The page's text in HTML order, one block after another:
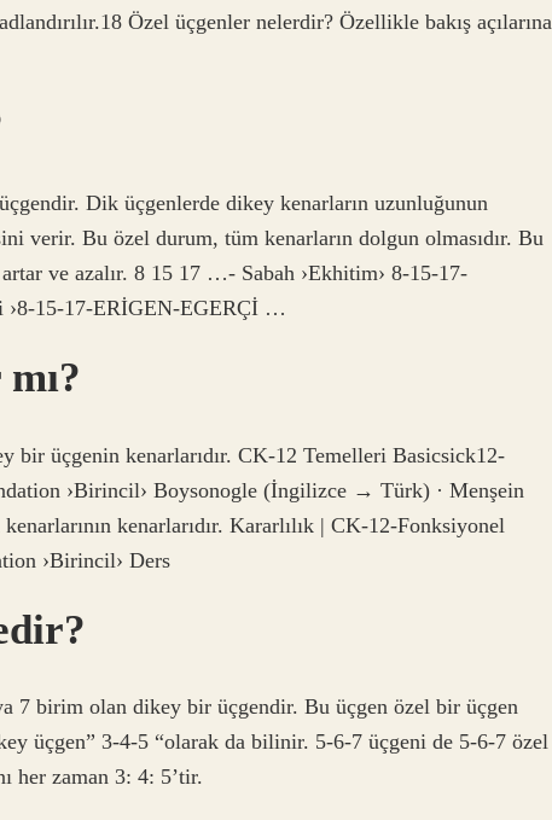
Özel üçgenler nelerdir? Özellikle bakış açılarına
Dik üçgenlerde dikey kenarların uzunluğunun
verir. Bu özel durum, tüm kenarların dolgun olmasıdır. Bu
ve azalır. 8 15 17 …- Sabah ›Ekhitim› 8-15-17-
15-17-ERİGEN-EGERÇİ …
bir üçgenin kenarlarıdır. CK-12 Temelleri Basicsick12-
›Birincil› Boysonogle (İngilizce → Türk) · Menşein
kenarlarıdır. Kararlılık | CK-12-Fonksiyonel
›Birincil› Ders
7 birim olan dikey bir üçgendir. Bu üçgen özel bir üçgen
üçgen” 3-4-5 “olarak da bilinir. 5-6-7 üçgeni de 5-6-7 özel
her zaman 3: 4: 5’tir.